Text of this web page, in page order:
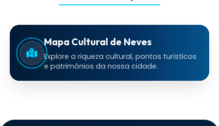
Mapa Cultural de Neves
Explore a riqueza cultural, pontos turísticos
e patrimônios da nossa cidade.